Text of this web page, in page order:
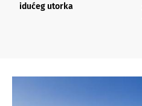
idućeg utorka